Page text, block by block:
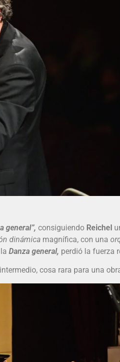
general”, consiguiendo Reichel
dinámica magnífica, con una
Danza general, perdió la fuerza
cosa rara para una